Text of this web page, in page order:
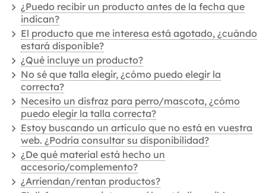
¿Puedo recibir un producto antes de la fecha que
indican?
El producto que me interesa está agotado, ¿cuándo
estará disponible?
¿Qué incluye un producto?
No sé que talla elegir, ¿cómo puedo elegir la
correcta?
Necesito un disfraz para perro/mascota, ¿cómo
puedo elegir la talla correcta?
Estoy buscando un artículo que no está en vuestra
web. ¿Podría consultar su disponibilidad?
¿De qué material está hecho un
accesorio/complemento?
¿Arriendan/rentan productos?